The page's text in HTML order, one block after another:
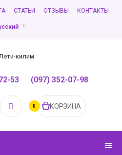
СТАТЬИ ОТЗЫВЫ КОНТАКТЫ
53 (097) 352-07-98
0 КОРЗИНА